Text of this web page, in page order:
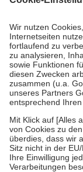
höchstens zehn Euro.
Kosten der
Diese Regeln
Bei Heilmitteln und
Zuzahlung zehn
Verordnung.
Um das
stärken und die
fallenkeine
• Kindern und
mit Ausnahme der
• Untersuchungen